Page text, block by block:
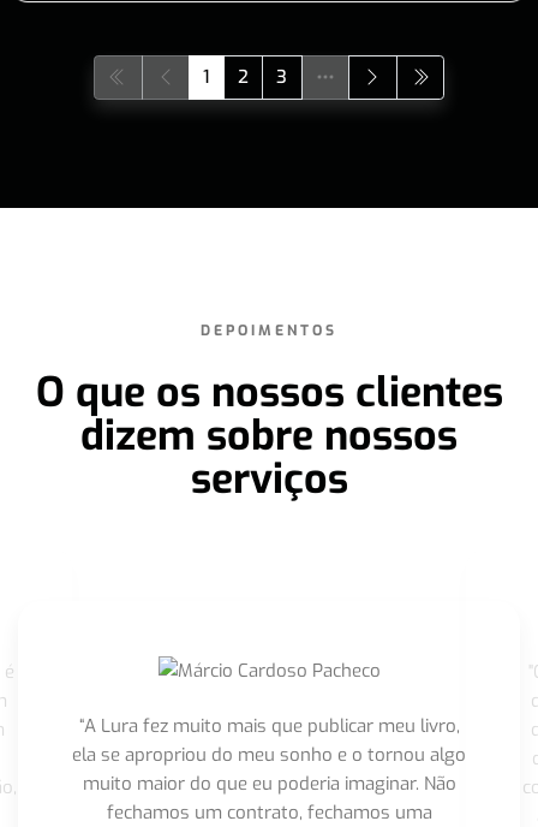
1 2 3
DEPOIMENTOS
O que os nossos clientes
dizem sobre nossos
serviços
“A Lura fez muito mais que publicar meu livro,
ela se apropriou do meu sonho e o tornou algo
muito maior do que eu poderia imaginar. Não
fechamos um contrato, fechamos uma